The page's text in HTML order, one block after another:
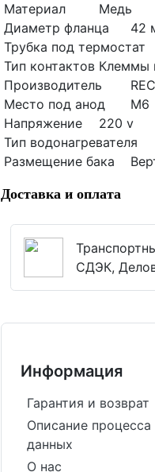
Материал
Медь
Диаметр фланца
42
Трубка под термостат
Тип контактов Клеммы
Производитель
Место под анод
М6
Напряжение
220 v
Тип водонагревателя
Размещение бака
Доставка и оплата
СДЭК,
Информация
Гарантия и возврат
Описание процесса
данных
О нас